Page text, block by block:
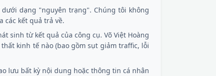
dạng "nguyên trạng". Chúng tôi không
các kết quả trả về.
sinh từ kết quả của công cụ. Võ Việt Hoàng
kinh tế nào (bao gồm sụt giảm traffic, lỗi
lưu bất kỳ nội dung hoặc thông tin cá nhân